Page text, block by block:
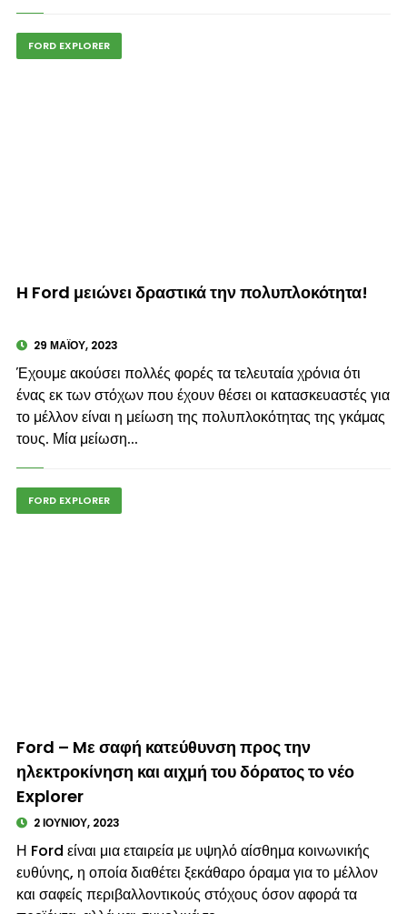
FORD EXPLORER
© enkinisi.gr
Η Ford μειώνει δραστικά την πολυπλοκότητα!
29 ΜΑΪ́ΟΥ, 2023
Έχουμε ακούσει πολλές φορές τα τελευταία χρόνια ότι
ένας εκ των στόχων που έχουν θέσει οι κατασκευαστές για
το μέλλον είναι η μείωση της πολυπλοκότητας της γκάμας
τους. Μία μείωση...
FORD EXPLORER
Ford – Mε σαφή κατεύθυνση προς την
ηλεκτροκίνηση και αιχμή του δόρατος το νέο
Explorer
2 ΙΟΥΝΊΟΥ, 2023
Η Ford είναι μια εταιρεία με υψηλό αίσθημα κοινωνικής
ευθύνης, η οποία διαθέτει ξεκάθαρο όραμα για το μέλλον
και σαφείς περιβαλλοντικούς στόχους όσον αφορά τα